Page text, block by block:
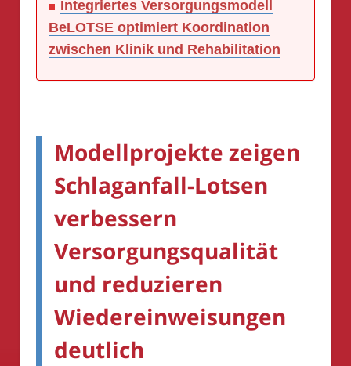
Integriertes Versorgungsmodell
BeLOTSE optimiert Koordination
zwischen Klinik und Rehabilitation
Modellprojekte zeigen
Schlaganfall-Lotsen
verbessern
Versorgungsqualität
und reduzieren
Wiedereinweisungen
deutlich